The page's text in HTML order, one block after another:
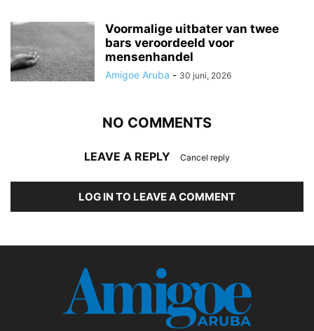
Voormalige uitbater van twee
bars veroordeeld voor
mensenhandel
Amigoe Aruba - 30 juni, 2026
NO COMMENTS
LEAVE A REPLY Cancel reply
LOG IN TO LEAVE A COMMENT